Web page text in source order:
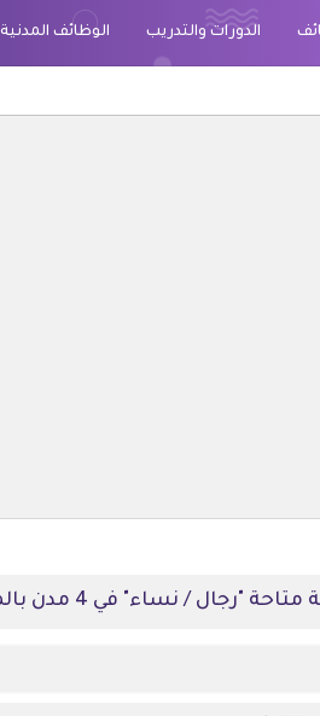
الدورات والتدريب الوظائف المدنية
/ نساء" في 4 مدن بالمملكة